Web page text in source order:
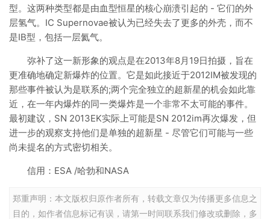
型。这两种类型都是由血型恒星的核心崩溃引起的 - 它们的外
层氢气。IC Supernovae被认为已经失去了更多的外壳，而不
是IB型，包括一层氦气。
弥补了这一新形象的观点是在2013年8月19日拍摄，旨在
更准确地确定新爆炸的位置。它是如此接近于2012IM被发现的
那些事件被认为是联系的;两个完全独立的超新星的机会如此靠
近，在一年内爆炸的同一类爆炸是一个非常不太可能的事件。
最初建议，SN 2013EK实际上可能是SN 2012im再次爆发，但
进一步的观察支持他们是单独的超新星 - 尽管它们可能与一些
尚未提名的方式密切相关。
信用：ESA /哈勃和NASA
郑重声明：本文版权归原作者所有，转载文章仅为传播更多信息之
目的，如作者信息标记有误，请第一时间联系我们修改或删除，多